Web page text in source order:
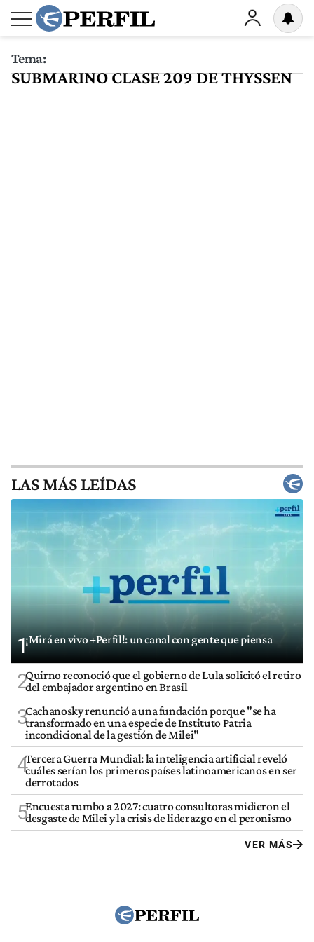
Tema:
SUBMARINO CLASE 209 DE THYSSEN
LAS MÁS LEÍDAS
1¡Mirá en vivo +Perfil!: un canal con gente que piensa
2Quirno reconoció que el gobierno de Lula solicitó el retiro
del embajador argentino en Brasil
3Cachanosky renunció a una fundación porque "se ha
transformado en una especie de Instituto Patria
incondicional de la gestión de Milei"
4Tercera Guerra Mundial: la inteligencia artificial reveló
cuáles serían los primeros países latinoamericanos en ser
derrotados
5Encuesta rumbo a 2027: cuatro consultoras midieron el
desgaste de Milei y la crisis de liderazgo en el peronismo
VER MÁS